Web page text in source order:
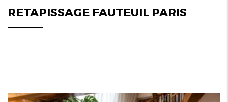
RETAPISSAGE FAUTEUIL PARIS